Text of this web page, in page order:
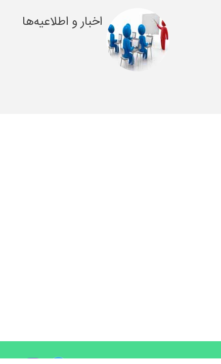
اخبار و اطلاعیه‌ها